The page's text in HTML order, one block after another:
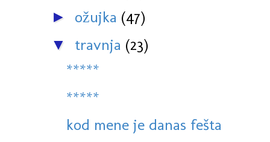
► ožujka (47)
▼ travnja (23)
*****
*****
kod mene je danas fešta